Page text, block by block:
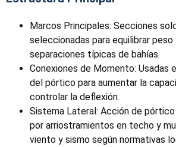
Marcos Principales: Secciones
seleccionadas para equilibrar peso
separaciones típicas de bahías.
Conexiones de Momento: Usadas
del pórtico para aumentar la
controlar la deflexión.
Sistema Lateral: Acción de
por arriostramientos en techo y
viento y sismo según normativas